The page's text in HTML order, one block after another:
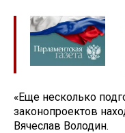
«Еще несколько
законопроектов
Вячеслав Володин.